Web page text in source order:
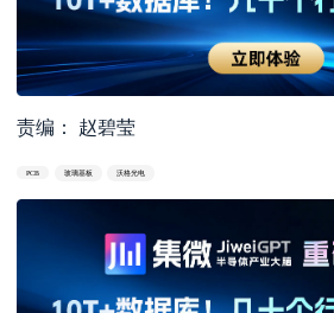
责编： 赵碧莹
PCB 玻璃基板 沃格光电